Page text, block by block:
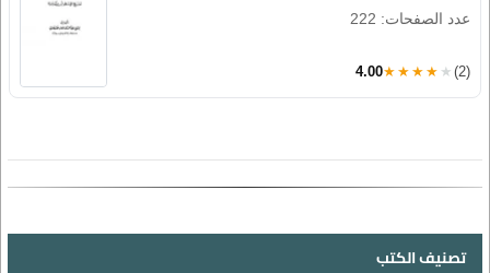
عدد الصفحات: 222
4.00★★★★★ (2)
تصنيف الكتب